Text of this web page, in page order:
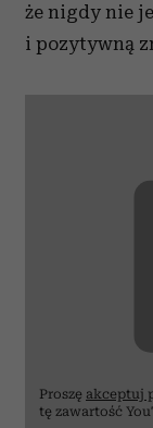
że nigdy nie
i pozytywną
Proszę akceptuj
tę zawartość